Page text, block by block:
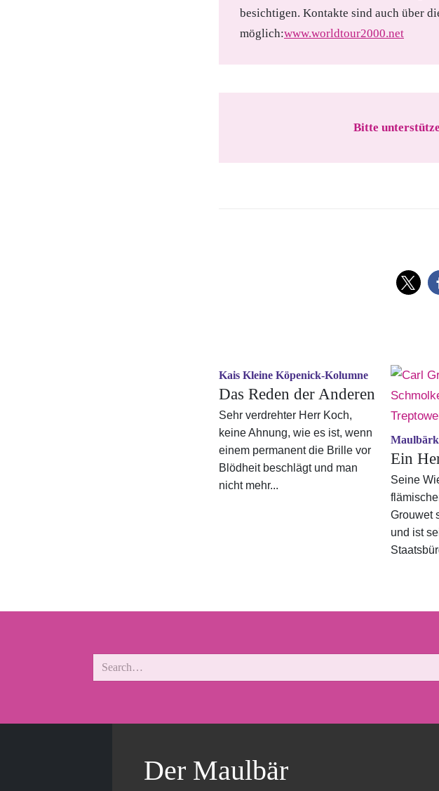
besichtigen. Kontakte sind auch über
möglich:www.worldtour2000.net
Bitte
Kais Kleine Köpenick-Kolumne
Das Reden der Anderen
Sehr verdrehter Herr Koch,
keine Ahnung, wie es ist, wenn
einem permanent die Brille vor
Blödheit beschlägt und man
nicht mehr...
Ein
Seine
Grouwet
und ist
Der Maulbär